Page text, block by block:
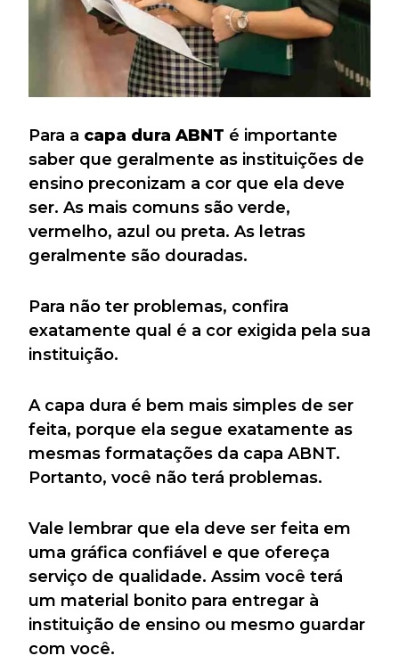
Para a capa dura ABNT é importante
saber que geralmente as instituições de
ensino preconizam a cor que ela deve
ser. As mais comuns são verde,
vermelho, azul ou preta. As letras
geralmente são douradas.
Para não ter problemas, confira
exatamente qual é a cor exigida pela sua
instituição.
A capa dura é bem mais simples de ser
feita, porque ela segue exatamente as
mesmas formatações da capa ABNT.
Portanto, você não terá problemas.
Vale lembrar que ela deve ser feita em
uma gráfica confiável e que ofereça
serviço de qualidade. Assim você terá
um material bonito para entregar à
instituição de ensino ou mesmo guardar
com você.